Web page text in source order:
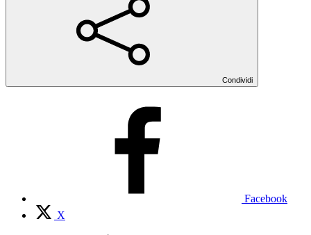
Condividi
Facebook
X